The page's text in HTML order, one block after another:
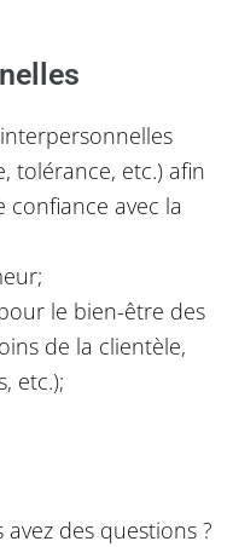
tolérance, etc.) afin
avec la
le bien-être des
de la clientèle,
etc.);
avez des questions ?